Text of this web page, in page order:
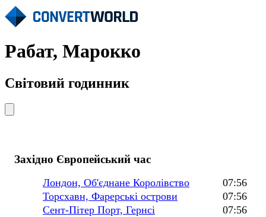
Рабат, Марокко
Світовий годинник
Західно Європейський час
Лондон, Об'єднане Королівство
07:56
Торсхавн, Фарерські острови
07:56
Сент-Пітер Порт, Гернсі
07:56